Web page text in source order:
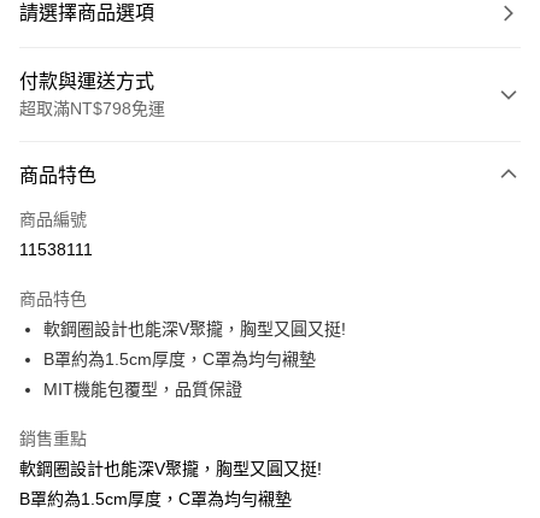
請選擇商品選項
付款與運送方式
超取滿NT$798免運
信用卡一次付款
超商取貨付款
Apple Pay
街口支付
ATM付款
貨到付款
商品特色
商品編號
11538111
商品特色
軟鋼圈設計也能深V聚攏，胸型又圓又挺!
B罩約為1.5cm厚度，C罩為均勻襯墊
MIT機能包覆型，品質保證
銷售重點
軟鋼圈設計也能深V聚攏，胸型又圓又挺!
B罩約為1.5cm厚度，C罩為均勻襯墊